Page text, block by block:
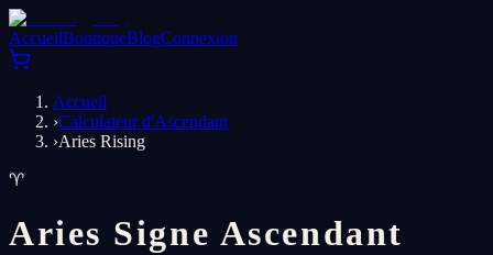
AccueilBoutiqueBlogConnexion
Accueil
›Calculateur d'Ascendant
›Aries Rising
♈
Aries Signe Ascendant